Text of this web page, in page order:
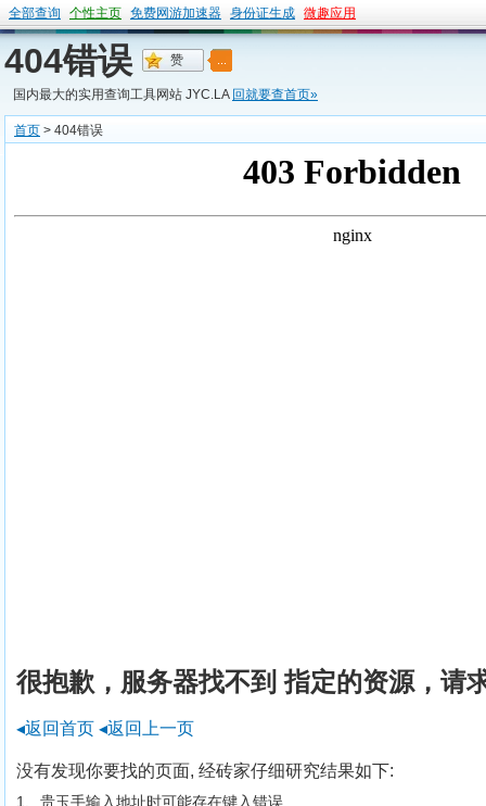
全部查询 个性主页 免费网游加速器 身份证生成 微趣应用
404错误
国内最大的实用查询工具网站 JYC.LA 回就要查首页»
首页 > 404错误
很抱歉，服务器找不到 指定的资源，请
◂返回首页 ◂返回上一页
没有发现你要找的页面, 经砖家仔细研究结果如下:
1、贵玉手输入地址时可能存在键入错误